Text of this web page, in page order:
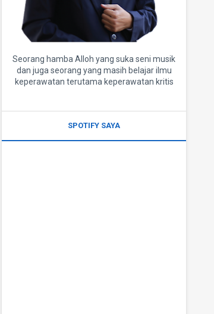
Seorang hamba Alloh yang suka seni musik
dan juga seorang yang masih belajar ilmu
keperawatan terutama keperawatan kritis
SPOTIFY SAYA